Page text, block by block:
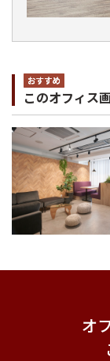
このオフィス
オ